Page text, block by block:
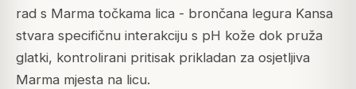
rad s Marma točkama lica - brončana legura Kansa
stvara specifičnu interakciju s pH kože dok pruža
glatki, kontrolirani pritisak prikladan za osjetljiva
Marma mjesta na licu.